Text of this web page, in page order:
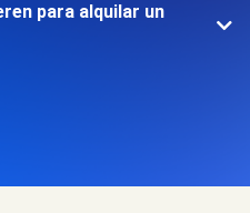
para alquilar un